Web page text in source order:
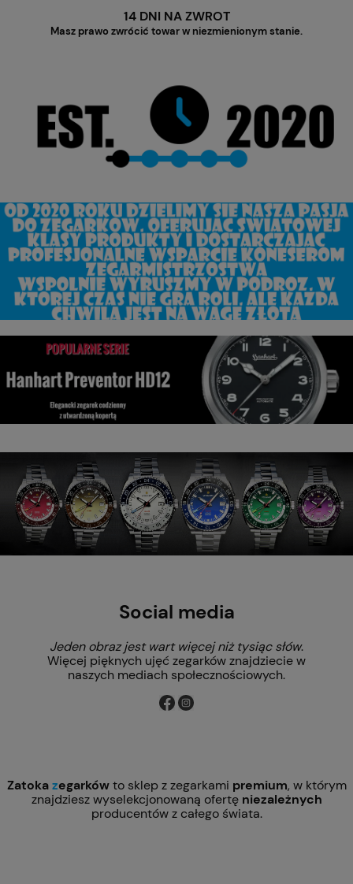
14 DNI NA ZWROT
Masz prawo zwrócić towar w niezmienionym stanie.
Social media
Jeden obraz jest wart więcej niż tysiąc słów.
Więcej pięknych ujęć zegarków znajdziecie w
naszych mediach społecznościowych.
Zatokazegarkówto sklep z zegarkami premium, w którym
znajdziesz wyselekcjonowaną ofertę niezależnych
producentów z całego świata.